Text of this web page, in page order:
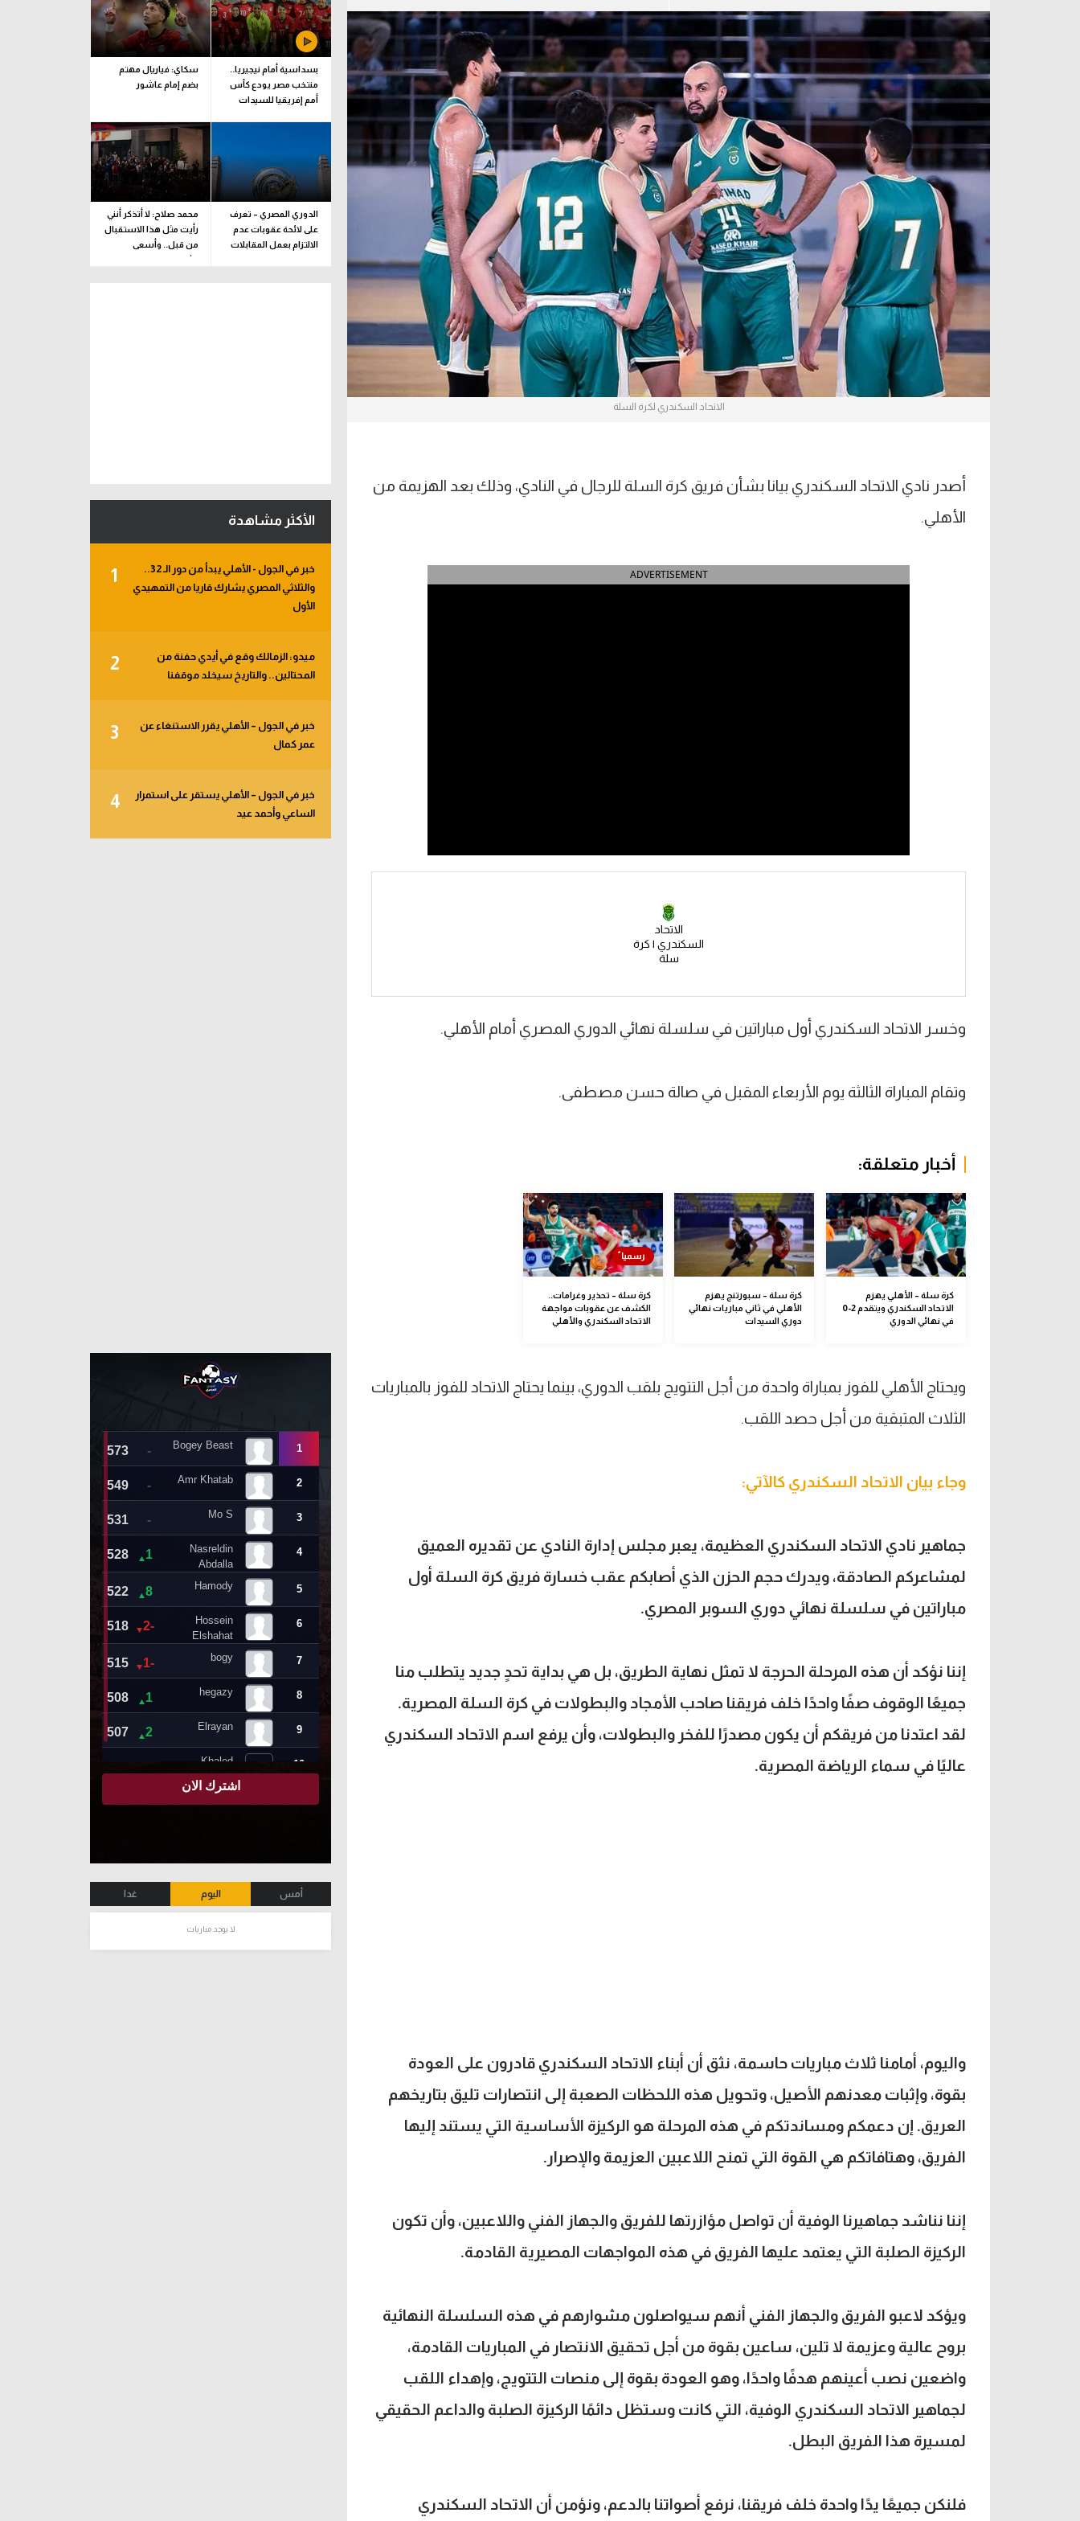
آراء حرة
ركن الألعاب
الدوري السعودي للمحترفين
دوري أبطال أوروبا
دوري أبطال إفريقيا
كل البطولات
دوري أبطال أوروبا
القسم الثاني
رياضات أخرى
آسيا
أمريكا
ركن الألعاب
الاتحاد السكندري لكرة السلة
أصدر نادي الاتحاد السكندري بيانا بشأن فريق كرة السلة للرجال في النادي، وذلك بعد الهزيمة من
الأهلي.
ADVERTISEMENT
الاتحاد
السكندري | كرة
سلة
وخسر الاتحاد السكندري أول مباراتين في سلسلة نهائي الدوري المصري أمام الأهلي.
وتقام المباراة الثالثة يوم الأربعاء المقبل في صالة حسن مصطفى.
أخبار متعلقة:
كرة سلة – الأهلي يهزم
الاتحاد السكندري ويتقدم 2-0
في نهائي الدوري
كرة سلة – سبورتنج يهزم
الأهلي في ثاني مباريات نهائي
دوري السيدات
كرة سلة – تحذير وغرامات..
الكشف عن عقوبات مواجهة
الاتحاد السكندري والأهلي
ويحتاج الأهلي للفوز بمباراة واحدة من أجل التتويج بلقب الدوري، بينما يحتاج الاتحاد للفوز بالمباريات
الثلاث المتبقية من أجل حصد اللقب.
وجاء بيان الاتحاد السكندري كالآتي:
جماهير نادي الاتحاد السكندري العظيمة، يعبر مجلس إدارة النادي عن تقديره العميق
لمشاعركم الصادقة، ويدرك حجم الحزن الذي أصابكم عقب خسارة فريق كرة السلة أول
مباراتين في سلسلة نهائي دوري السوبر المصري.
إننا نؤكد أن هذه المرحلة الحرجة لا تمثل نهاية الطريق، بل هي بداية تحدٍ جديد يتطلب منا
جميعًا الوقوف صفًا واحدًا خلف فريقنا صاحب الأمجاد والبطولات في كرة السلة المصرية.
لقد اعتدنا من فريقكم أن يكون مصدرًا للفخر والبطولات، وأن يرفع اسم الاتحاد السكندري
عاليًا في سماء الرياضة المصرية.
واليوم، أمامنا ثلاث مباريات حاسمة، نثق أن أبناء الاتحاد السكندري قادرون على العودة
بقوة، وإثبات معدنهم الأصيل، وتحويل هذه اللحظات الصعبة إلى انتصارات تليق بتاريخهم
العريق. إن دعمكم ومساندتكم في هذه المرحلة هو الركيزة الأساسية التي يستند إليها
الفريق، وهتافاتكم هي القوة التي تمنح اللاعبين العزيمة والإصرار.
إننا نناشد جماهيرنا الوفية أن تواصل مؤازرتها للفريق والجهاز الفني واللاعبين، وأن تكون
الركيزة الصلبة التي يعتمد عليها الفريق في هذه المواجهات المصيرية القادمة.
ويؤكد لاعبو الفريق والجهاز الفني أنهم سيواصلون مشوارهم في هذه السلسلة النهائية
بروح عالية وعزيمة لا تلين، ساعين بقوة من أجل تحقيق الانتصار في المباريات القادمة،
واضعين نصب أعينهم هدفًا واحدًا، وهو العودة بقوة إلى منصات التتويج، وإهداء اللقب
لجماهير الاتحاد السكندري الوفية، التي كانت وستظل دائمًا الركيزة الصلبة والداعم الحقيقي
لمسيرة هذا الفريق البطل.
فلنكن جميعًا يدًا واحدة خلف فريقنا، نرفع أصواتنا بالدعم، ونؤمن أن الاتحاد السكندري
بسداسية أمام نيجيريا..
منتخب مصر يودع كأس
أمم إفريقيا للسيدات
سكاي: فياريال مهتم
بضم إمام عاشور
الدوري المصري – تعرف
على لائحة عقوبات عدم
الالتزام بعمل المقابلات
محمد صلاح: لا أتذكر أنني
رأيت مثل هذا الاستقبال
من قبل.. وأسعى
للألقاب مع الفريق
الأكثر مشاهدة
1
خبر في الجول - الأهلي يبدأ من دور الـ 32..
والثلاثي المصري يشارك قاريا من التمهيدي
الأول
2
ميدو: الزمالك وقع في أيدي حفنة من
المحتالين.. والتاريخ سيخلد موقفنا
3
خبر في الجول – الأهلي يقرر الاستنغاء عن
عمر كمال
4
خبر في الجول – الأهلي يستقر على استمرار
الساعي وأحمد عيد
أمس اليوم غدا
لا يوجد مباريات